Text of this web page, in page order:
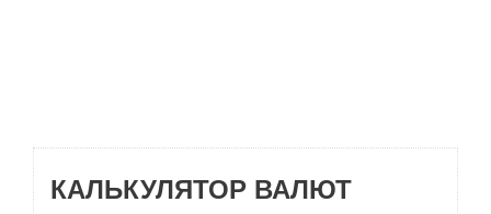
КАЛЬКУЛЯТОР ВАЛЮТ